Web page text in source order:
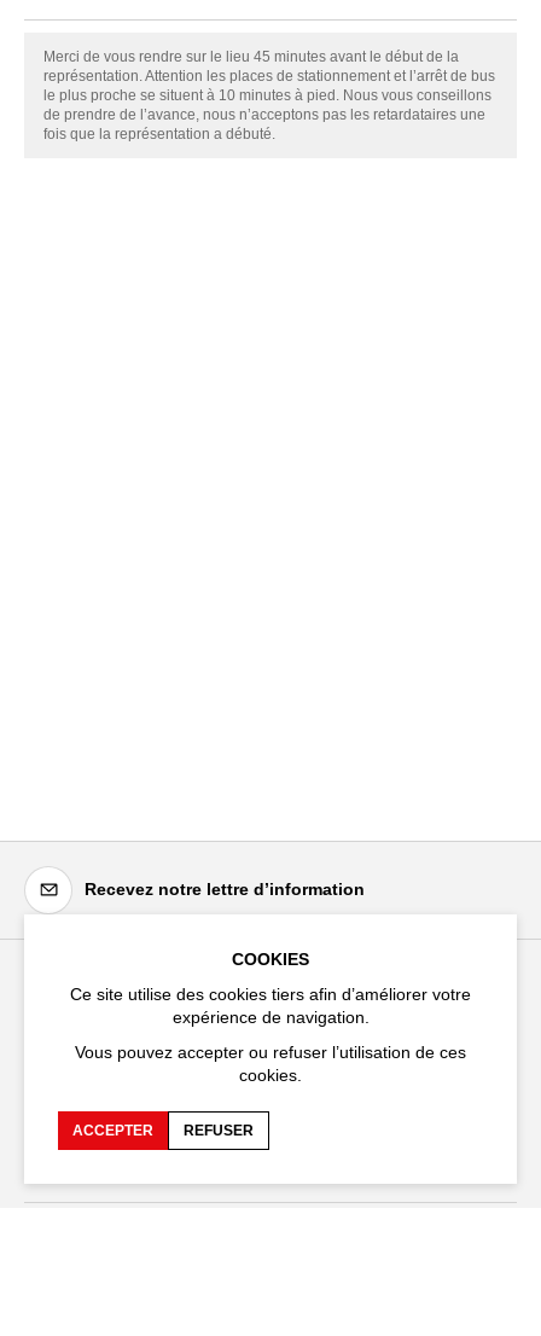
Merci de vous rendre sur le lieu 45 minutes avant le début de la
représentation. Attention les places de stationnement et l’arrêt de bus
le plus proche se situent à 10 minutes à pied. Nous vous conseillons
de prendre de l’avance, nous n’acceptons pas les retardataires une
fois que la représentation a débuté.
Recevez notre lettre d’information
Festival d'Avignon
20 rue du Portail Boquier,
+33 (0)4 90 27 66 50
COOKIES
Ce site utilise des cookies tiers afin d’améliorer votre
expérience de navigation.
Vous pouvez accepter ou refuser l’utilisation de ces
cookies.
ACCEPTER REFUSER